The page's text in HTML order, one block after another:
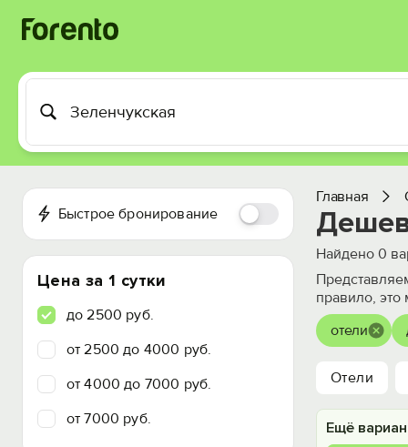
Быстрое бронирование
Цена за 1 сутки
до 2500 руб.
от 2500 до 4000 руб.
от 4000 до 7000 руб.
от 7000 руб.
Главная
Найдено 0
правило, это
отели
Отели
Ещё